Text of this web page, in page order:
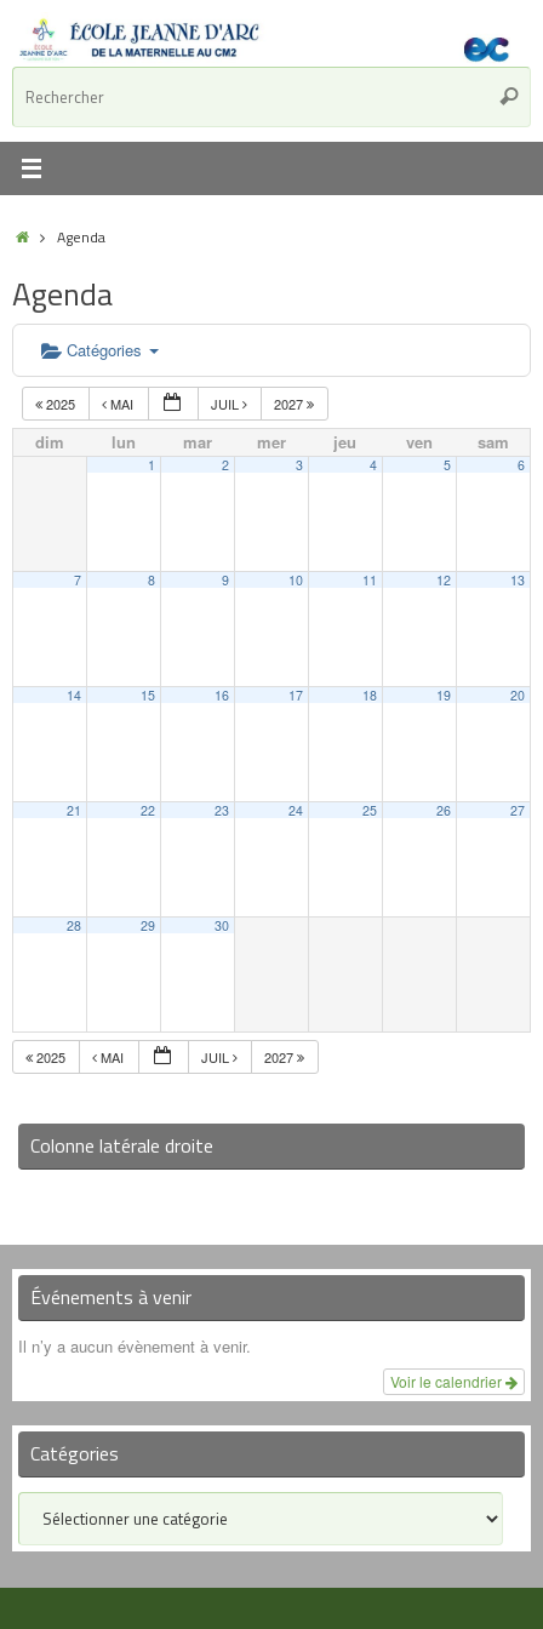
Agenda
Agenda
Catégories
2025 MAI JUIL 2027
dim lun mar mer jeu ven sam
1 2 3 4 5 6
7 8 9 10 11 12 13
14 15 16 17 18 19 20
21 22 23 24 25 26 27
28 29 30
2025 MAI JUIL 2027
Colonne latérale droite
Événements à venir
Il n’y a aucun évènement à venir.
Voir le calendrier
Catégories